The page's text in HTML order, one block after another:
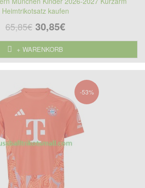
Heimtrikotsatz kaufen
65,85€ 30,85€
+ WARENKORB
-53%